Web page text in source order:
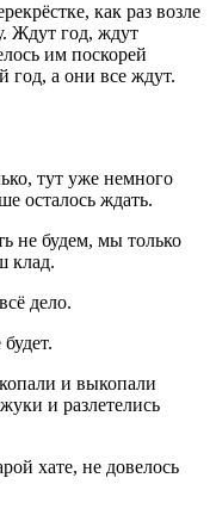
как раз возле
Ждут год, ждут
им поскорей
год, а они все ждут.
тут уже немного
осталось ждать.
не будем, мы только
клад.
дело.
и выкопали
и разлетелись
хате, не довелось